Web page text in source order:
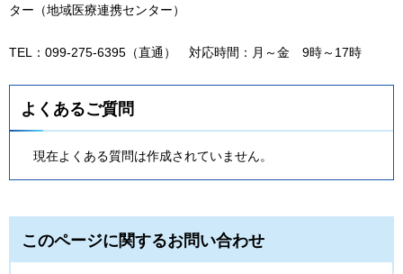
ター（地域医療連携センター）
TEL：099-275-6395（直通） 対応時間：月～金 9時～17時
よくあるご質問
現在よくある質問は作成されていません。
このページに関するお問い合わせ